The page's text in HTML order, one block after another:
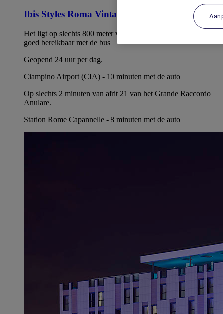
Ibis Styles Roma Vintage
Het ligt op slechts 800 meter van de metro Anagnina en is
goed bereikbaar met de bus.
Geopend 24 uur per dag.
Ciampino Airport (CIA) - 10 minuten met de auto
Op slechts 2 minuten van afrit 21 van het Grande Raccordo
Anulare.
Station Rome Capannelle - 8 minuten met de auto